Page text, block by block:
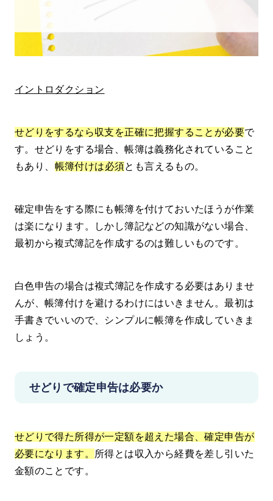
帳簿管理のポイント
正しい帳簿で安定したせどりを
イントロダクション
せどりをするなら収支を正確に把握することが必要で
す。せどりをする場合、帳簿は義務化されていること
もあり、 帳簿付けは必須とも言えるもの。
確定申告をする際にも帳簿を付けておいたほうが作業
は楽になります。しかし簿記などの知識がない場合、
最初から複式簿記を作成するのは難しいものです。
白色申告の場合は複式簿記を作成する必要はありませ
んが、帳簿付けを避けるわけにはいきません。最初は
手書きでいいので、シンプルに帳簿を作成していきま
しょう。
せどりで確定申告は必要か
せどりで得た所得が一定額を超えた場合、確定申告が
必要になります。 所得とは収入から経費を差し引いた
金額のことです。